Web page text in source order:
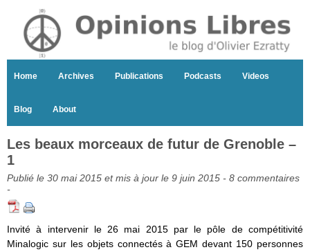
Home Archives Publications Podcasts Videos
Blog About
Les beaux morceaux de futur de Grenoble –
1
Publié le 30 mai 2015 et mis à jour le 9 juin 2015 - 8 commentaires
-
Invité à intervenir le 26 mai 2015 par le pôle de compétitivité
Minalogic sur les objets connectés à GEM devant 150 personnes